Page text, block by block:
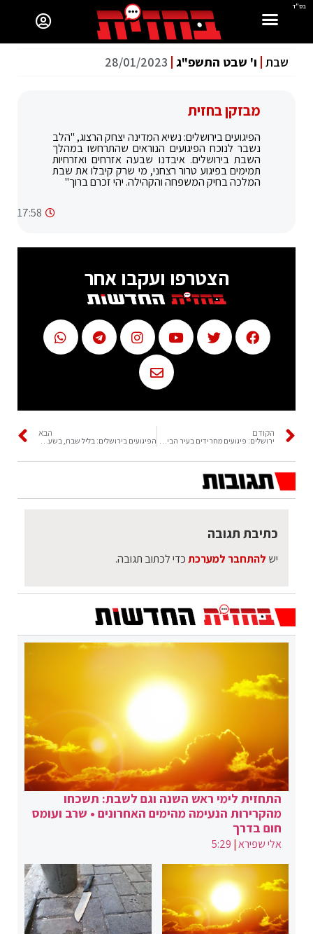
בס"ד
שבת ו' שבט התשפ"ג 28/01/2023
מבזקן בחזית
הפיגועים בירושלים: נשיא המדינה יצחק הרצוג, "הלב
נשבר לנוכח הפיגועים הנוראים שהתרחשו במהלך
השבת בירושלים. איבדנו שבעה אזרחים ואזרחיות
תמימים בפיגוע טרור רצחני, מי שרק קיבלו את שבת
המלכה בחיק המשפחה והקהילה. יהי זכרם ברוך"
17:58
הצטרפו ועקבו אחר
הקודם הבא
כתיבת תגובה
יש להתחבר למערכתכדי לכתוב תגובה.
התחזית לימי ראש השנה וגם לשבת: תשכחו
מהקרירות הנעימה מהימים האחרונים • שרב ועומס
חום בדרך
אלי שפירא|
5:29